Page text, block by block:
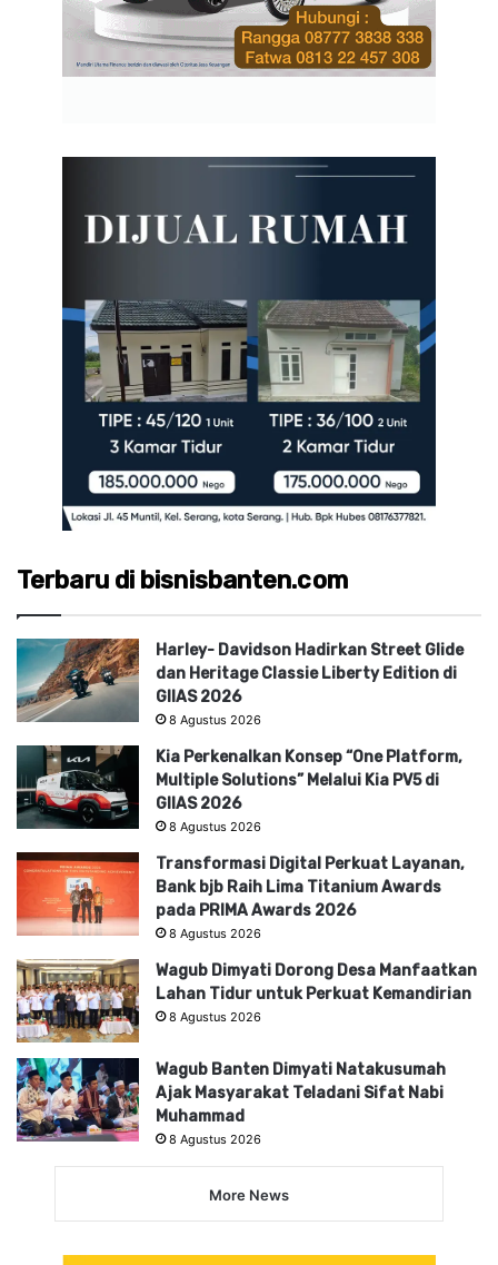
Terbaru di bisnisbanten.com
Harley- Davidson Hadirkan Street Glide
dan Heritage Classie Liberty Edition di
GIIAS 2026
8 Agustus 2026
Kia Perkenalkan Konsep “One Platform,
Multiple Solutions” Melalui Kia PV5 di
GIIAS 2026
8 Agustus 2026
Transformasi Digital Perkuat Layanan,
Bank bjb Raih Lima Titanium Awards
pada PRIMA Awards 2026
8 Agustus 2026
Wagub Dimyati Dorong Desa Manfaatkan
Lahan Tidur untuk Perkuat Kemandirian
8 Agustus 2026
Wagub Banten Dimyati Natakusumah
Ajak Masyarakat Teladani Sifat Nabi
Muhammad
8 Agustus 2026
More News